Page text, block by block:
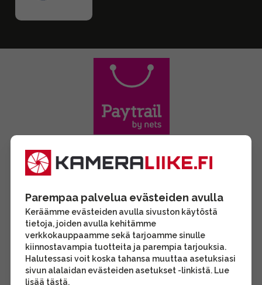
Parempaa palvelua evästeiden avulla
Keräämme evästeiden avulla sivuston käytöstä
tietoja, joiden avulla kehitämme
verkkokauppaamme sekä tarjoamme sinulle
kiinnostavampia tuotteita ja parempia tarjouksia.
Halutessasi voit koska tahansa muuttaa asetuksiasi
sivun alalaidan evästeiden asetukset -linkistä. Lue
lisää tästä.